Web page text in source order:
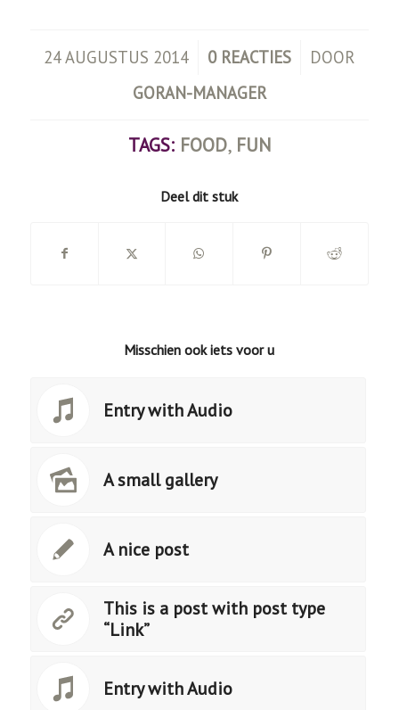
24 AUGUSTUS 2014
/ 0 REACTIES
/
DOOR
GORAN-MANAGER
TAGS: FOOD, FUN
Deel dit stuk
Misschien ook iets voor u
Entry with Audio
A small gallery
A nice post
This is a post with post type
“Link”
Entry with Audio